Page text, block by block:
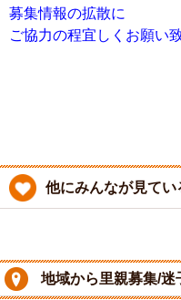
募集情報の拡散に
ご協力の程宜しくお願い
他にみんなが見てい
地域から里親募集/迷